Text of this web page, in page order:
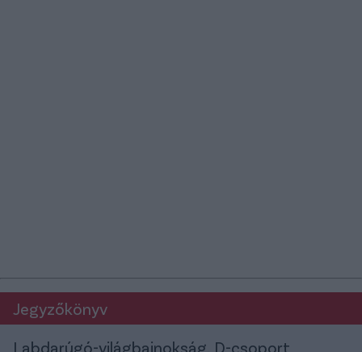
Jegyzőkönyv
Labdarúgó-világbajnokság, D-csoport